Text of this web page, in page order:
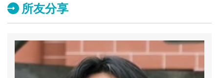
所友分享